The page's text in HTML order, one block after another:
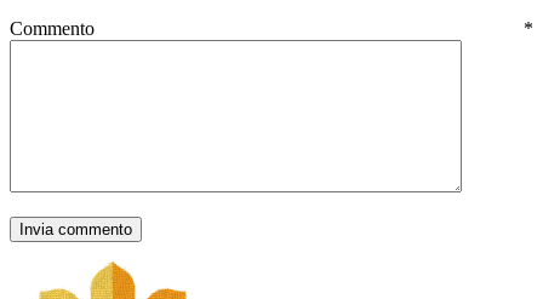
Commento *